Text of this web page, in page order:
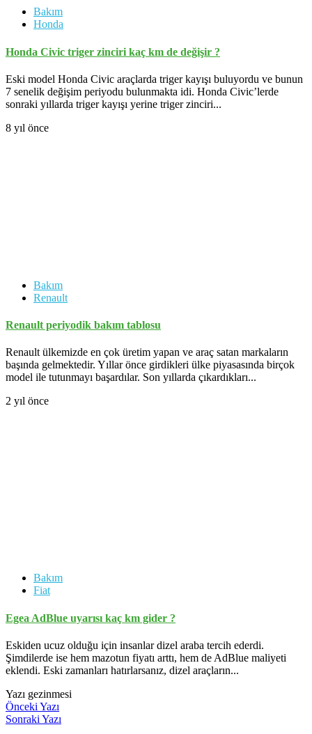
Bakım
Honda
Honda Civic triger zinciri kaç km de değişir ?
Eski model Honda Civic araçlarda triger kayışı buluyordu ve bunun
7 senelik değişim periyodu bulunmakta idi. Honda Civic’lerde
sonraki yıllarda triger kayışı yerine triger zinciri...
8 yıl önce
Bakım
Renault
Renault periyodik bakım tablosu
Renault ülkemizde en çok üretim yapan ve araç satan markaların
başında gelmektedir. Yıllar önce girdikleri ülke piyasasında birçok
model ile tutunmayı başardılar. Son yıllarda çıkardıkları...
2 yıl önce
Bakım
Fiat
Egea AdBlue uyarısı kaç km gider ?
Eskiden ucuz olduğu için insanlar dizel araba tercih ederdi.
Şimdilerde ise hem mazotun fiyatı arttı, hem de AdBlue maliyeti
eklendi. Eski zamanları hatırlarsanız, dizel araçların...
Yazı gezinmesi
Önceki Yazı
Sonraki Yazı